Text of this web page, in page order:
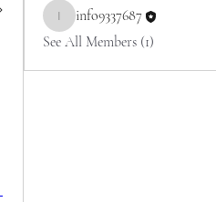
info9337687
info9337687
See All Members (1)